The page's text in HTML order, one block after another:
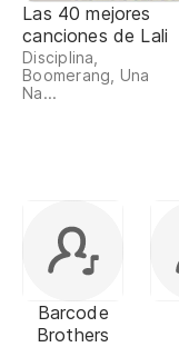
Las 40 mejores
canciones de Lali
Disciplina,
Boomerang, Una
Na...
Barcode
Brothers